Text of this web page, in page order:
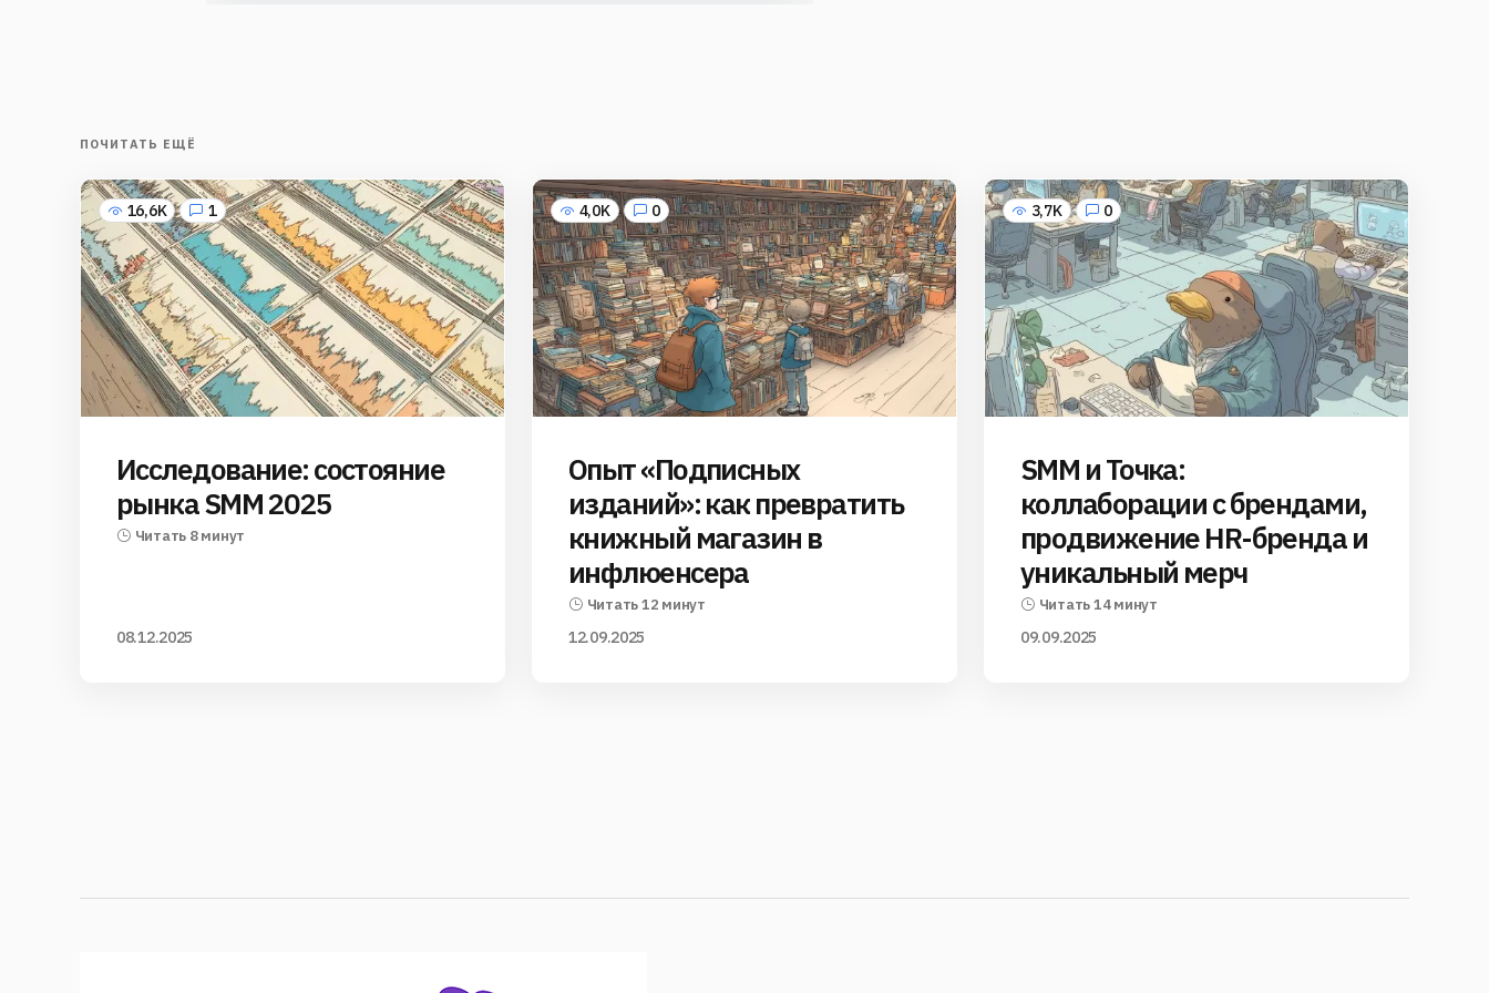
ПОЧИТАТЬ ЕЩЁ
16,6K 1
Исследование: состояние
рынка SMM 2025
Читать 8 минут
08.12.2025
4,0K 0
Опыт «Подписных
изданий»: как превратить
книжный магазин в
инфлюенсера
Читать 12 минут
12.09.2025
3,7K 0
SMM и Точка:
коллаборации с брендами,
продвижение HR-бренда и
уникальный мерч
Читать 14 минут
09.09.2025